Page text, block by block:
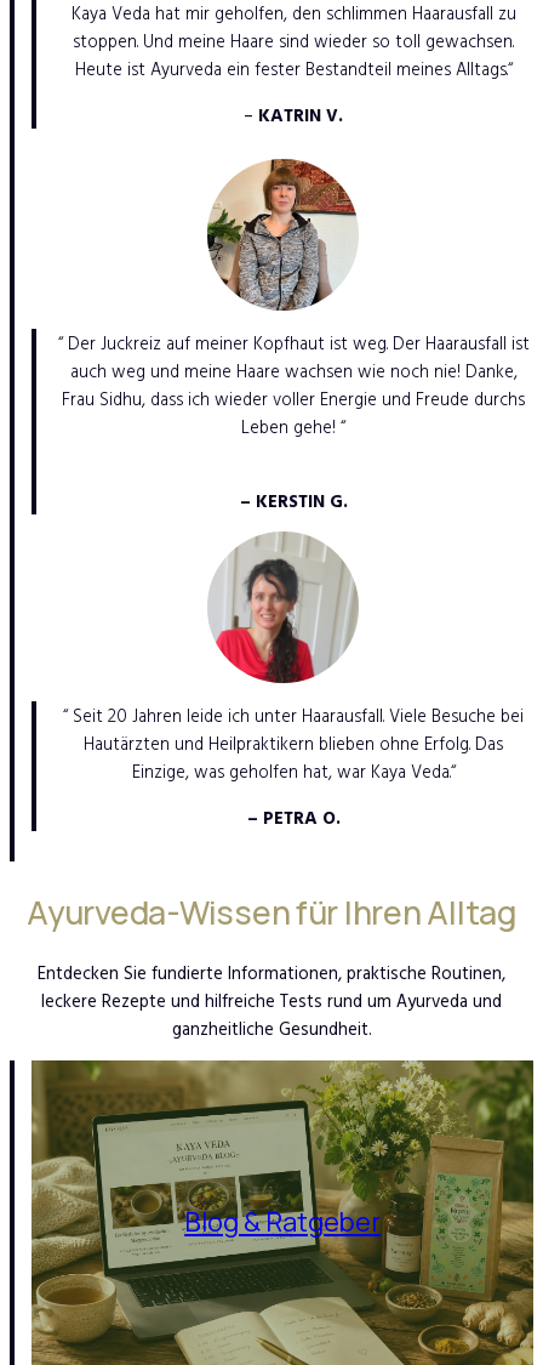
Kaya Veda hat mir geholfen, den schlimmen Haarausfall zu
stoppen. Und meine Haare sind wieder so toll gewachsen.
Heute ist Ayurveda ein fester Bestandteil meines Alltags.“
– KATRIN V.
“ Der Juckreiz auf meiner Kopfhaut ist weg. Der Haarausfall ist
auch weg und meine Haare wachsen wie noch nie! Danke,
Frau Sidhu, dass ich wieder voller Energie und Freude durchs
Leben gehe! “
– KERSTIN G.
“ Seit 20 Jahren leide ich unter Haarausfall. Viele Besuche bei
Hautärzten und Heilpraktikern blieben ohne Erfolg. Das
Einzige, was geholfen hat, war Kaya Veda.“
– PETRA O.
Ayurveda-Wissen für Ihren Alltag
Entdecken Sie fundierte Informationen, praktische Routinen,
leckere Rezepte und hilfreiche Tests rund um Ayurveda und
ganzheitliche Gesundheit.
Blog & Ratgeber